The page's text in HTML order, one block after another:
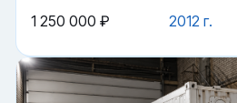
2012 г.
1 250 000 ₽